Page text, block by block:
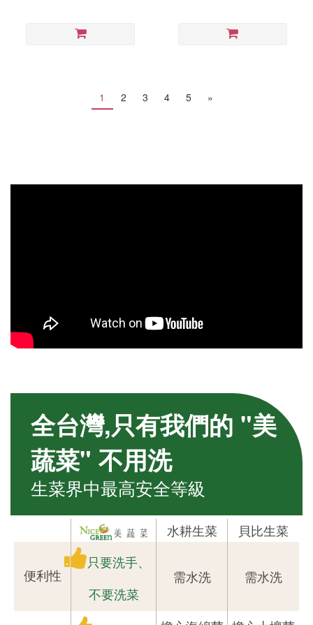
1 2 3 4 5 »
全台灣,只有我們的 "美
蔬菜" 不用洗
生菜界中最高安全等級
水耕生菜 貝比生菜
便利性
只要洗手、
不要洗菜
需水洗 需水洗